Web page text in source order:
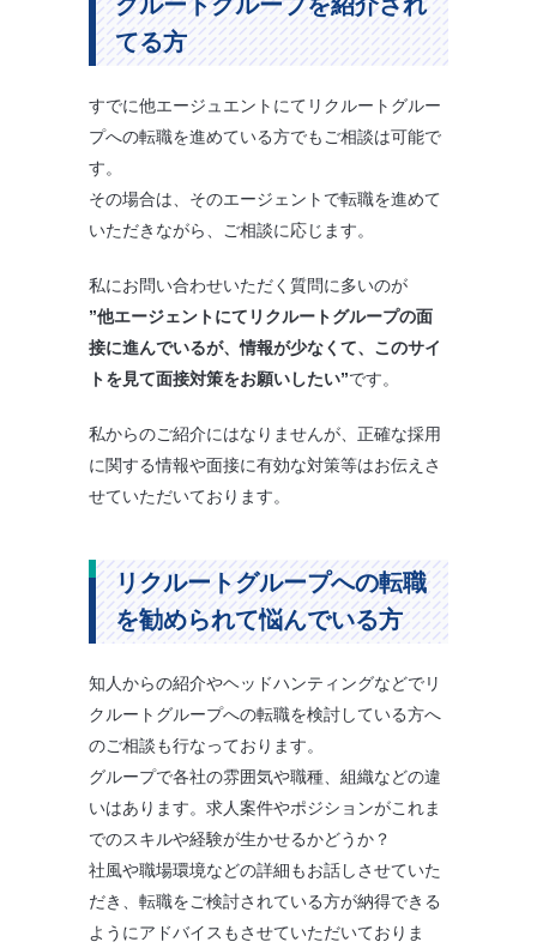
てる方
すでに他エージュエントにてリクルートグルー
プへの転職を進めている方でもご相談は可能で
す。
その場合は、そのエージェントで転職を進めて
いただきながら、ご相談に応じます。
私にお問い合わせいただく質問に多いのが
”他エージェントにてリクルートグループの面
接に進んでいるが、情報が少なくて、このサイ
トを見て面接対策をお願いしたい”です。
私からのご紹介にはなりませんが、正確な採用
に関する情報や面接に有効な対策等はお伝えさ
せていただいております。
リクルートグループへの転職
を勧められて悩んでいる方
知人からの紹介やヘッドハンティングなどでリ
クルートグループへの転職を検討している方へ
のご相談も行なっております。
グループで各社の雰囲気や職種、組織などの違
いはあります。求人案件やポジションがこれま
でのスキルや経験が生かせるかどうか？
社風や職場環境などの詳細もお話しさせていた
だき、転職をご検討されている方が納得できる
ようにアドバイスもさせていただいておりま